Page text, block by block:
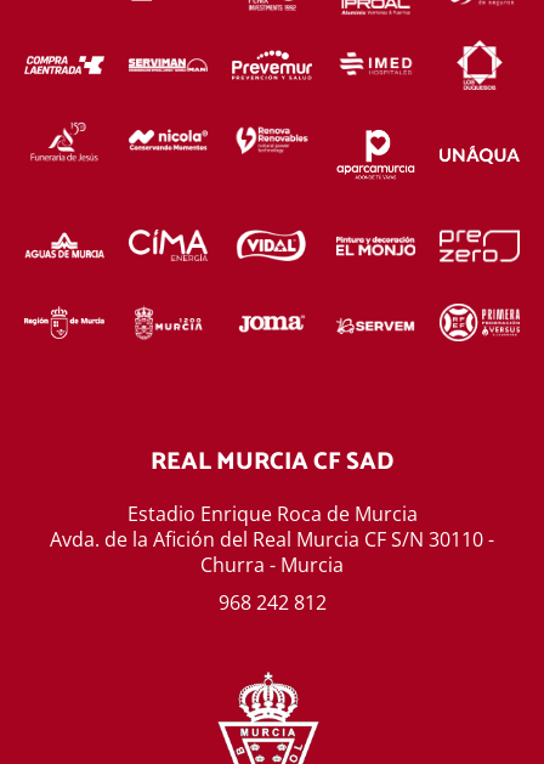
REAL MURCIA CF SAD
Estadio Enrique Roca de Murcia
Avda. de la Afición del Real Murcia CF S/N 30110 -
Churra - Murcia
968 242 812